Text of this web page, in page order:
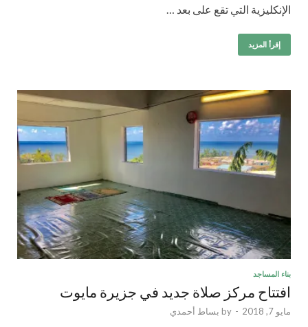
الإنكليزية التي تقع على بعد …
إقرأ المزيد
بناء المساجد
افتتاح مركز صلاة جديد في جزيرة مايوت
مايو 7, 2018 -
by بساط أحمدي